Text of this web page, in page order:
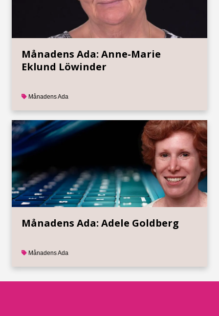
Månadens Ada: Anne-Marie
Eklund Löwinder
Månadens Ada
Månadens Ada: Adele Goldberg
Månadens Ada